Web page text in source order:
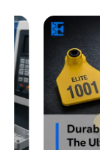
é a
outros
Elite Mold